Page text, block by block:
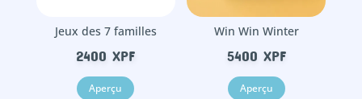
Jeux des 7 familles
2400XPF
Aperçu
Win Win Winter
5400 XPF
Aperçu